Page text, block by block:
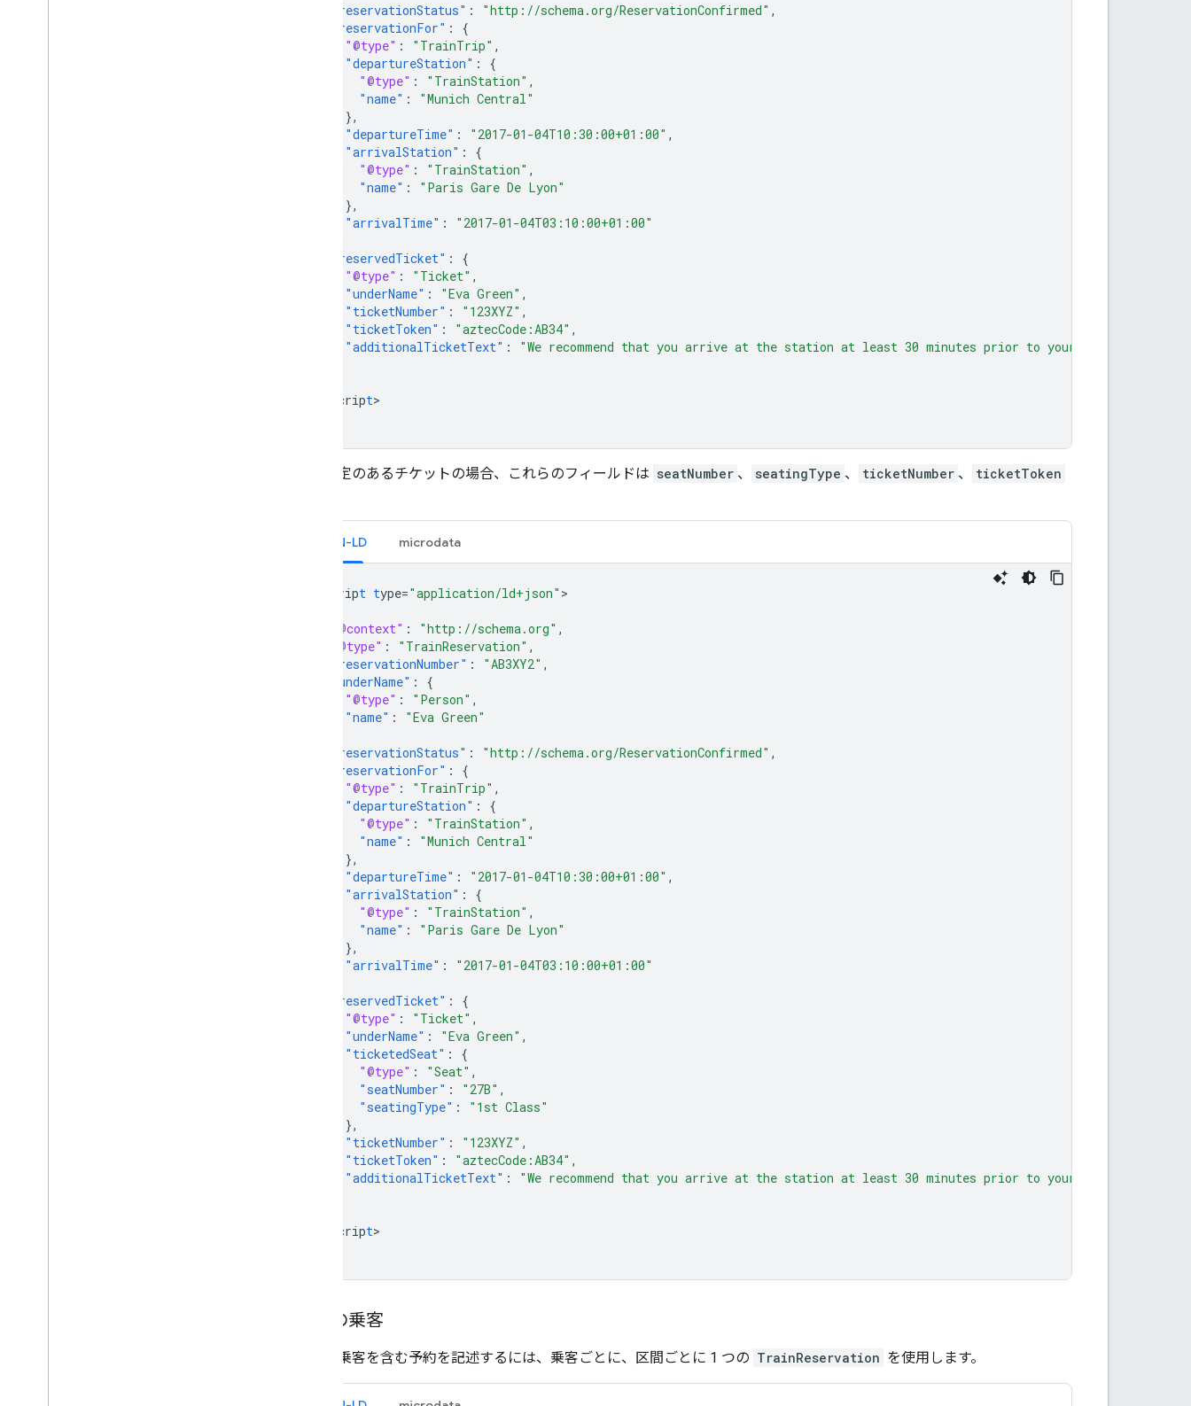
"reservationStatus" : "http://schema.org/ReservationConfirmed" ,
"reservationFor" :
{
"@type" : "TrainTrip" ,
"departureStation" :
{
"@type" : "TrainStation" ,
"name" :
"Munich Central"
},
"departureTime" : "2017-01-04T10:30:00+01:00" ,
"arrivalStation" :
{
"@type" : "TrainStation" ,
"name" :
"Paris Gare De Lyon"
},
"arrivalTime" :
"2017-01-04T03:10:00+01:00"
"reservedTicket" :
{
"@type" : "Ticket" ,
"underName" : "Eva Green" ,
"ticketNumber" : "123XYZ" ,
"ticketToken" : "aztecCode:AB34" ,
"additionalTicketText" :
"We recommend that you arrive at the station at least 30 minutes prior to your scheduled
/script>
座席指定のあるチケットの場合、これらのフィールドは seatNumber 、 seatingType 、 ticketNumber 、
ticketToken
JSON-LD microdata
script type="application/ld+json"
"@context" : "http://schema.org" ,
"@type" : "TrainReservation" ,
"reservationNumber" : "AB3XY2" ,
"underName" :
{
"@type" : "Person" ,
"name" :
"Eva Green"
"reservationStatus" : "http://schema.org/ReservationConfirmed" ,
"reservationFor" :
{
"@type" : "TrainTrip" ,
"departureStation" :
{
"@type" : "TrainStation" ,
"name" :
"Munich Central"
},
"departureTime" : "2017-01-04T10:30:00+01:00" ,
"arrivalStation" :
{
"@type" : "TrainStation" ,
"name" :
"Paris Gare De Lyon"
},
"arrivalTime" :
"2017-01-04T03:10:00+01:00"
"reservedTicket" :
{
"@type" : "Ticket" ,
"underName" : "Eva Green" ,
"ticketedSeat" :
{
"@type" : "Seat" ,
"seatNumber" : "27B" ,
"seatingType" :
"1st Class"
},
"ticketNumber" : "123XYZ" ,
"ticketToken" : "aztecCode:AB34" ,
"additionalTicketText" :
"We recommend that you arrive at the station at least 30 minutes prior to your scheduled
/script>
複数の乗客
複数の乗客を含む予約を記述するには、乗客ごとに、区間ごとに 1 つの TrainReservation を使用します。